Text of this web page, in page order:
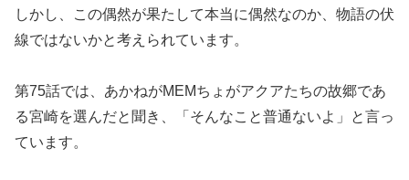
しかし、この偶然が果たして本当に偶然なのか、物語の伏
線ではないかと考えられています。
第75話では、あかねがMEMちょがアクアたちの故郷であ
る宮崎を選んだと聞き、「そんなこと普通ないよ」と言っ
ています。